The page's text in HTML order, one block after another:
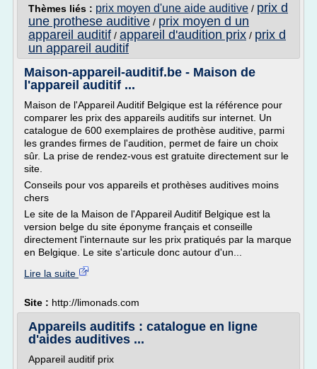
Thèmes liés : prix moyen d'une aide auditive / prix d
une prothese auditive / prix moyen d un
appareil auditif / appareil d'audition prix / prix d
un appareil auditif
Maison-appareil-auditif.be - Maison de
l'appareil auditif ...
Maison de l'Appareil Auditif Belgique est la référence pour
comparer les prix des appareils auditifs sur internet. Un
catalogue de 600 exemplaires de prothèse auditive, parmi
les grandes firmes de l'audition, permet de faire un choix
sûr. La prise de rendez-vous est gratuite directement sur le
site.
Conseils pour vos appareils et prothèses auditives moins
chers
Le site de la Maison de l'Appareil Auditif Belgique est la
version belge du site éponyme français et conseille
directement l'internaute sur les prix pratiqués par la marque
en Belgique. Le site s'articule donc autour d'un...
Lire la suite
Site : http://limonads.com
Appareils auditifs : catalogue en ligne
d'aides auditives ...
Appareil auditif prix